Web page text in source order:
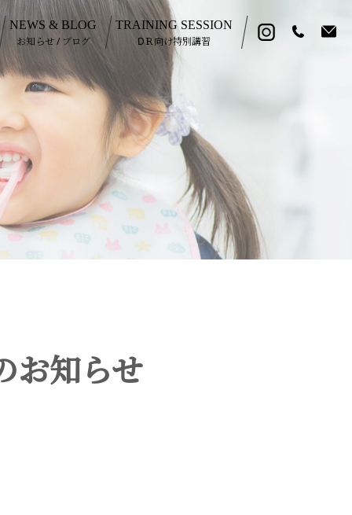
NEWS & BLOG
お知らせ / ブログ
TRAINING SESSION
DＲ向け特別講習
お知らせ